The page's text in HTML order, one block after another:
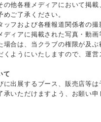
他各種メディアにおいて掲載
ご了承ください。
ッフおよび各種報道関係者の撮
ディアに掲載された写真・動画
合は、当クラブの権限が及ぶ
ようにいたしますので、運営
て
出展するブース、販売店等は
いただけますよう、お願い申